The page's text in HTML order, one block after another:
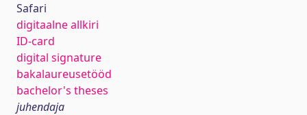
Safari
digitaalne allkiri
ID-card
digital signature
bakalaureusetööd
bachelor's theses
juhendaja